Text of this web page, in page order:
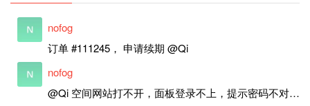
nofog
订单 #111245， 申请续期 @Qi
nofog
@Qi 空间网站打不开，面板登录不上，提示密码不对，是故障吗？还是要续期？